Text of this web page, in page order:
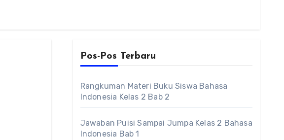
Pos-Pos Terbaru
Rangkuman Materi Buku Siswa Bahasa
Indonesia Kelas 2 Bab 2
Jawaban Puisi Sampai Jumpa Kelas 2 Bahasa
Indonesia Bab 1